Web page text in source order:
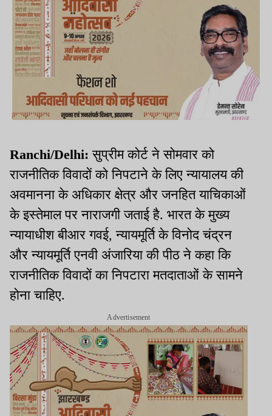
Ranchi/Delhi: सुप्रीम कोर्ट ने सोमवार को
राजनीतिक विवादों को निपटाने के लिए न्यायालय की
अवमानना के अधिकार क्षेत्र और जनहित याचिकाओं
के इस्तेमाल पर नाराजगी जताई है. भारत के मुख्य
न्यायाधीश बीआर गवई, न्यायमूर्ति के विनोद चंद्रन
और न्यायमूर्ति एनवी अंजारिया की पीठ ने कहा कि
राजनीतिक विवादों का निपटारा मतदाताओं के सामने
होना चाहिए.
Advertisement